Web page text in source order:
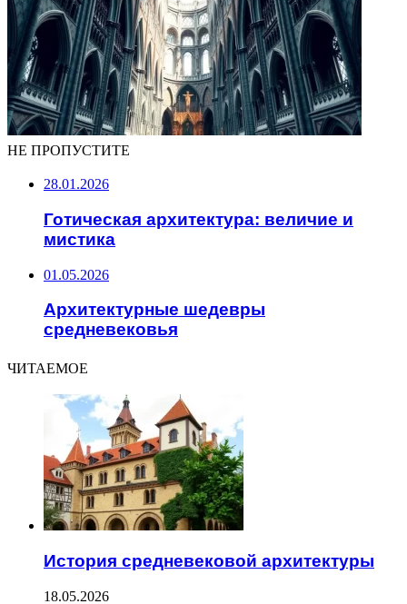
НЕ ПРОПУСТИТЕ
28.01.2026
Готическая архитектура: величие и
мистика
01.05.2026
Архитектурные шедевры
средневековья
ЧИТАЕМОЕ
История средневековой архитектуры
18.05.2026